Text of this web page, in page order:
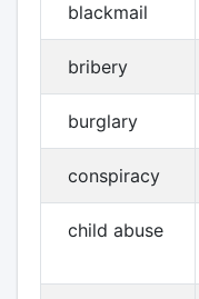
blackmail
bribery
burglary
conspiracy
child abuse